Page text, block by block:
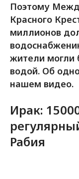
Поэтому
Красного
миллионов
жители могли
водой. Об
нашем видео.
Ирак:
Рабия